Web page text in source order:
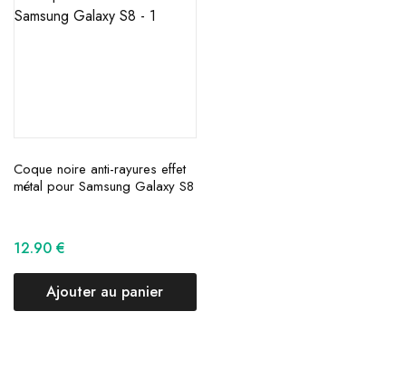
Coque noire anti-rayures effet
métal pour Samsung Galaxy S8
12.90 €
Ajouter au panier